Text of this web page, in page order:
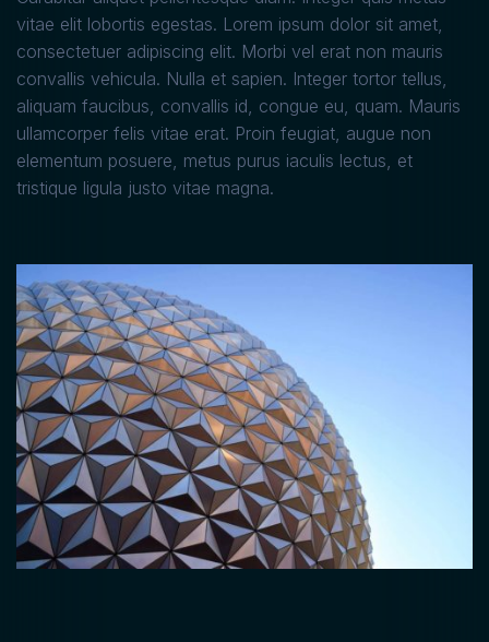
vitae elit lobortis egestas. Lorem ipsum dolor sit amet,
consectetuer adipiscing elit. Morbi vel erat non mauris
convallis vehicula. Nulla et sapien. Integer tortor tellus,
aliquam faucibus, convallis id, congue eu, quam. Mauris
ullamcorper felis vitae erat. Proin feugiat, augue non
elementum posuere, metus purus iaculis lectus, et
tristique ligula justo vitae magna.